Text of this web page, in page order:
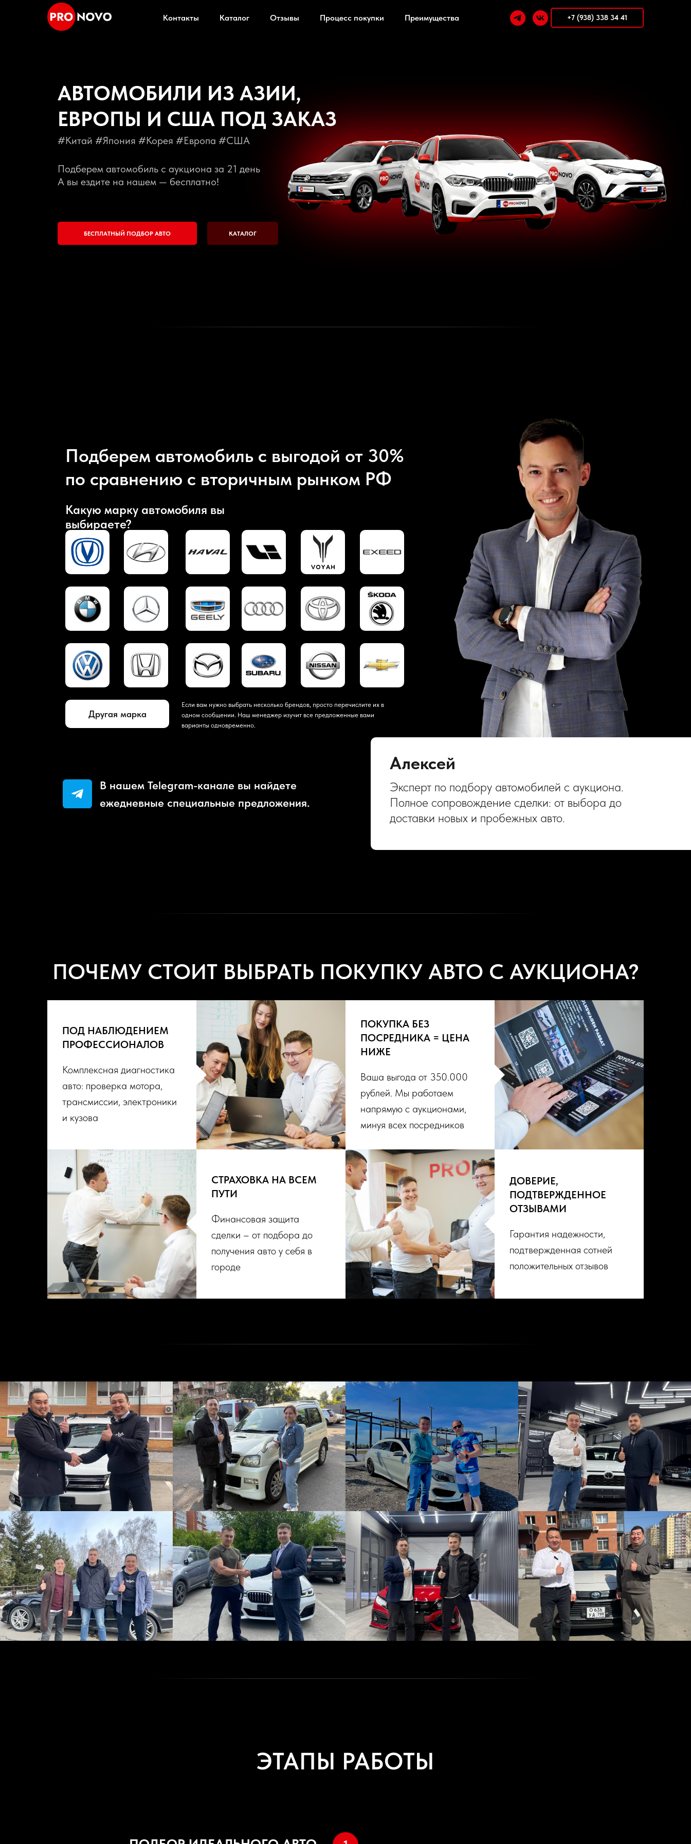
Контакты Каталог Отзывы Процесс покупки Преимущества +7 (938) 338 34 41
#Китай #Япония #Корея #Европа #США
Подберем автомобиль с аукциона за 21 день
А вы ездите на нашем — бесплатно!
АВТОМОБИЛИ ИЗ АЗИИ,
ЕВРОПЫ И США ПОД ЗАКАЗ
КАТАЛОГ
БЕСПЛАТНЫЙ ПОДБОР АВТО
Эксперт по подбору автомобилей с аукциона.
Полное сопровождение сделки: от выбора до
доставки новых и пробежных авто.
Алексей
Какую марку автомобиля вы
выбираете?
Подберем автомобиль с выгодой от 30%
по сравнению с вторичным рынком РФ
Другая марка
В нашем Telegram-канале вы найдете
ежедневные специальные предложения.
Если вам нужно выбрать несколько брендов, просто перечислите их в
одном сообщении. Наш менеджер изучит все предложенные вами
варианты одновременно.
ПОЧЕМУ СТОИТ ВЫБРАТЬ ПОКУПКУ АВТО С АУКЦИОНА?
ПОД НАБЛЮДЕНИЕМ
ПРОФЕССИОНАЛОВ
Комплексная диагностика
авто: проверка мотора,
трансмиссии, электроники
и кузова
ПОКУПКА БЕЗ
ПОСРЕДНИКА = ЦЕНА
НИЖЕ
Ваша выгода от 350.000
рублей. Мы работаем
напрямую с аукционами,
минуя всех посредников
СТРАХОВКА НА ВСЕМ
ПУТИ
Финансовая защита
сделки – от подбора до
получения авто у себя в
городе
ДОВЕРИЕ,
ПОДТВЕРЖДЕННОЕ
ОТЗЫВАМИ
Гарантия надежности,
подтвержденная сотней
положительных отзывов
ЭТАПЫ РАБОТЫ